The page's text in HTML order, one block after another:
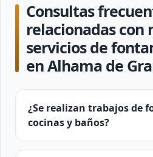
Consultas
relacionadas con
servicios de
en Alhama de
¿Se realizan trabajos de
cocinas y baños?